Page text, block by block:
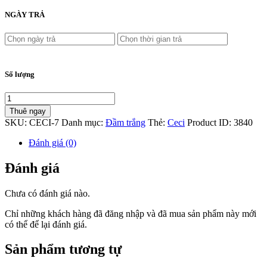
NGÀY TRẢ
Số lượng
Thuê ngay
SKU: CECI-7 Danh mục: Đầm trắng Thẻ: Ceci Product ID: 3840
Đánh giá (0)
Đánh giá
Chưa có đánh giá nào.
Chỉ những khách hàng đã đăng nhập và đã mua sản phẩm này mới
có thể để lại đánh giá.
Sản phẩm tương tự